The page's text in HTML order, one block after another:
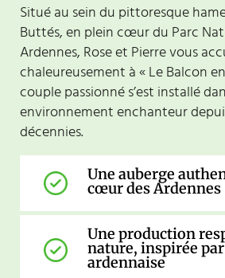
Situé au sein du pittoresque
Buttés, en plein cœur du Parc
Ardennes, Rose et Pierre vous
chaleureusement à « Le Balcon
couple passionné s’est installé
environnement enchanteur
décennies.
Une auberge
cœur des Ardennes
Une production
nature, inspirée
ardennaise